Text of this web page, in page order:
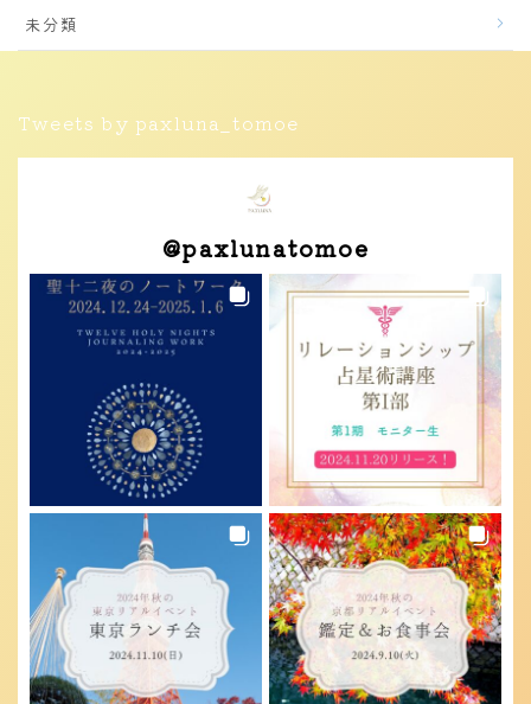
未分類
Tweets by paxluna_tomoe
@paxlunatomoe